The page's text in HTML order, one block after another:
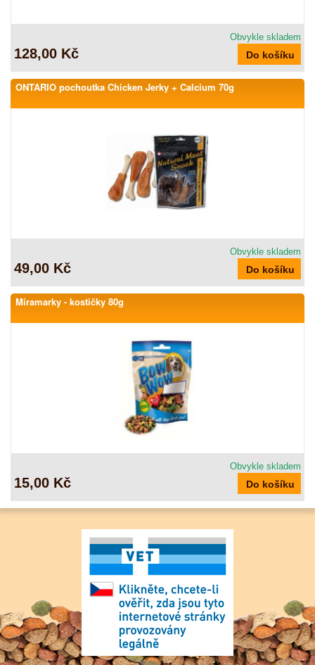
Obvykle skladem
128,00 Kč
ONTARIO pochoutka Chicken Jerky + Calcium 70g
Obvykle skladem
49,00 Kč
Miramarky - kostičky 80g
Obvykle skladem
15,00 Kč